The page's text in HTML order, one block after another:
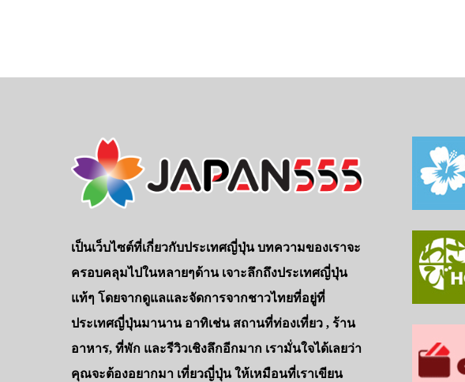
เป็นเว็บไซต์ที่เกี่ยวกับประเทศญี่ปุ่น บทความของเราจะ
ครอบคลุมไปในหลายๆด้าน เจาะลึกถึงประเทศญี่ปุ่น
แท้ๆ โดยจากดูแลและจัดการจากชาวไทยที่อยู่ที่
ประเทศญี่ปุ่นมานาน อาทิเช่น สถานที่ท่องเที่ยว , ร้าน
อาหาร, ที่พัก และรีวิวเชิงลึกอีกมาก เรามั่นใจได้เลยว่า
คุณจะต้องอยากมา เที่ยวญี่ปุ่น ให้เหมือนที่เราเขียน